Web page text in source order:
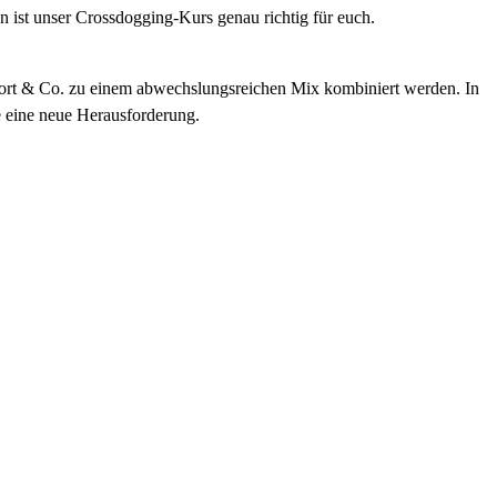
ist unser Crossdogging-Kurs genau richtig für euch.
& Co. zu einem abwechslungsreichen Mix kombiniert werden. In
neue Herausforderung.